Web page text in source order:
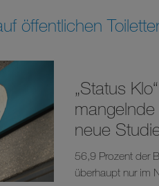
öffentlichen
„Status
neue
56,9 Prozent der
überhaupt nur im